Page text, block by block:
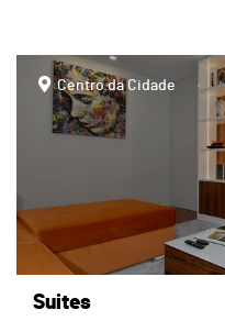
page
Centro da Cidade
Suites